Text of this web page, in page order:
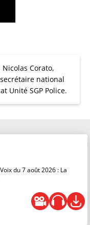
Nicolas Corato,
national
Unité SGP Police.
du 7 août 2026 : La